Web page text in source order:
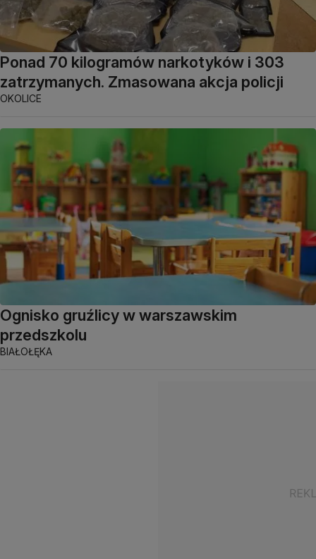
Ponad 70 kilogramów narkotyków i 303
zatrzymanych. Zmasowana akcja policji
OKOLICE
Ognisko gruźlicy w warszawskim
przedszkolu
BIAŁOŁĘKA